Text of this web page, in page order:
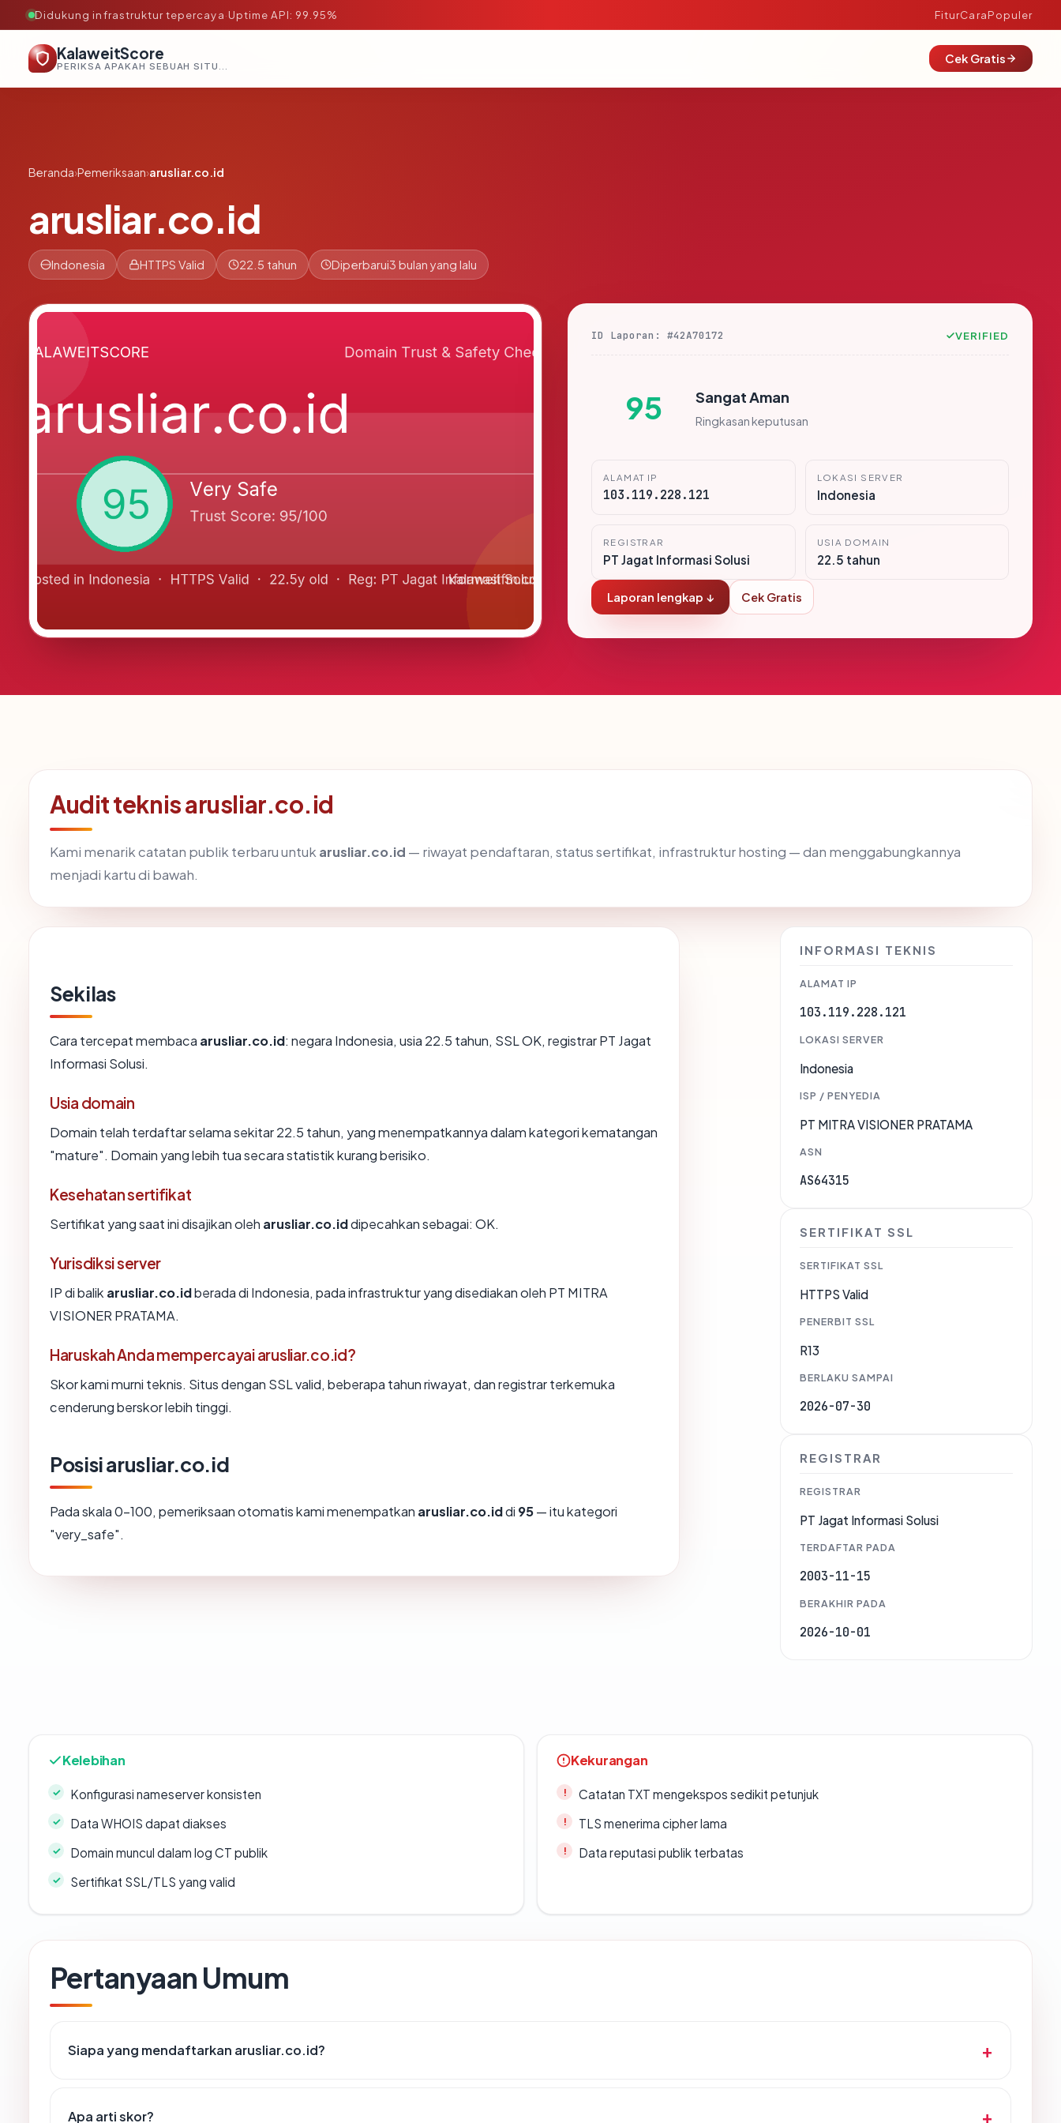
Didukung infrastruktur tepercaya·Uptime API: 99.95% FiturCaraPopuler
KalaweitScore
PERIKSA APAKAH SEBUAH SITUS AMAN, TEPERCAYA, DAN TERVERIFIKASI DALAM HITUNGAN DETIK.
Cek Gratis
Beranda›Pemeriksaan›arusliar.co.id
arusliar.co.id
Indonesia HTTPS Valid 22.5 tahun Diperbarui3 bulan yang lalu
ID Laporan: #42A70172 VERIFIED
95 Sangat Aman
Ringkasan keputusan
ALAMAT IP
103.119.228.121
LOKASI SERVER
Indonesia
REGISTRAR
PT Jagat Informasi Solusi
USIA DOMAIN
22.5 tahun
Laporan lengkap ↓ Cek Gratis
Audit teknis arusliar.co.id
Kami menarik catatan publik terbaru untuk arusliar.co.id — riwayat pendaftaran, status sertifikat, infrastruktur hosting — dan menggabungkannya
menjadi kartu di bawah.
Sekilas
Cara tercepat membaca arusliar.co.id: negara Indonesia, usia 22.5 tahun, SSL OK, registrar PT Jagat
Informasi Solusi.
Usia domain
Domain telah terdaftar selama sekitar 22.5 tahun, yang menempatkannya dalam kategori kematangan
"mature". Domain yang lebih tua secara statistik kurang berisiko.
Kesehatan sertifikat
Sertifikat yang saat ini disajikan oleh arusliar.co.iddipecahkan sebagai: OK.
Yurisdiksi server
IP di balik arusliar.co.idberada di Indonesia, pada infrastruktur yang disediakan oleh PT MITRA
VISIONER PRATAMA.
Haruskah Anda mempercayai arusliar.co.id?
Skor kami murni teknis. Situs dengan SSL valid, beberapa tahun riwayat, dan registrar terkemuka
cenderung berskor lebih tinggi.
Posisi arusliar.co.id
Pada skala 0-100, pemeriksaan otomatis kami menempatkan arusliar.co.iddi 95— itu kategori
"very_safe".
INFORMASI TEKNIS
ALAMAT IP
103.119.228.121
LOKASI SERVER
Indonesia
ISP / PENYEDIA
PT MITRA VISIONER PRATAMA
ASN
AS64315
SERTIFIKAT SSL
SERTIFIKAT SSL
HTTPS Valid
PENERBIT SSL
R13
BERLAKU SAMPAI
2026-07-30
REGISTRAR
REGISTRAR
PT Jagat Informasi Solusi
TERDAFTAR PADA
2003-11-15
BERAKHIR PADA
2026-10-01
Kelebihan
Konfigurasi nameserver konsisten
Data WHOIS dapat diakses
Domain muncul dalam log CT publik
Sertifikat SSL/TLS yang valid
Kekurangan
Catatan TXT mengekspos sedikit petunjuk
TLS menerima cipher lama
Data reputasi publik terbatas
Pertanyaan Umum
Siapa yang mendaftarkan arusliar.co.id?
Apa arti skor?